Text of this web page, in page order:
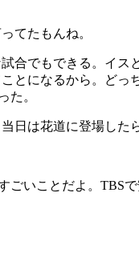
てたもんね。
合でもできる。イ
とになるから。どっ
た。
日は花道に登場した
いことだよ。 TBS